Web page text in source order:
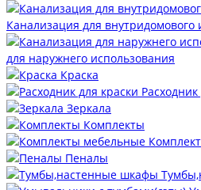
Канализация для внутридомового
для наружнего использования
Краска
Зеркала
Комплекты
Пеналы